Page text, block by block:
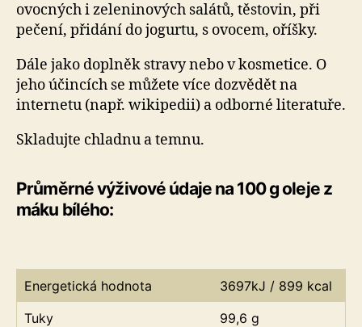
ovocných i zeleninových salátů, těstovin, při
pečení, přidání do jogurtu, s ovocem, oříšky.
Dále jako doplněk stravy nebo v kosmetice. O
jeho účincích se můžete více dozvědět na
internetu (např. wikipedii) a odborné literatuře.
Skladujte chladnu a temnu.
Průměrné výživové údaje na 100 g oleje z
máku bílého:
Energetická hodnota
3697kJ / 899 kcal
Tuky
99,6 g